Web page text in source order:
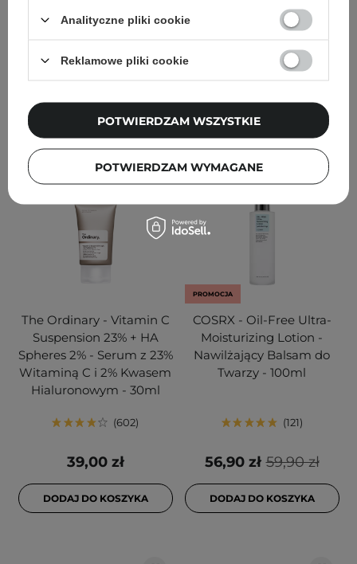
769
129,00 zł
The Ordinary - Vitamin C
Suspension 23% + HA
Spheres 2% - Serum z 23%
Witaminą C i 2% Kwasem
Hialuronowym - 30ml
602
39,00 zł
DODAJ DO KOSZYKA
PROMOCJA
COSRX - Oil-Free Ultra-
Moisturizing Lotion -
Nawilżający Balsam do
Twarzy - 100ml
121
59,90 zł
56,90 zł
DODAJ DO KOSZYKA
Analityczne pliki cookie
Reklamowe pliki cookie
POTWIERDZAM WYMAGANE
POTWIERDZAM WSZYSTKIE